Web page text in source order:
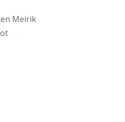
Meirik